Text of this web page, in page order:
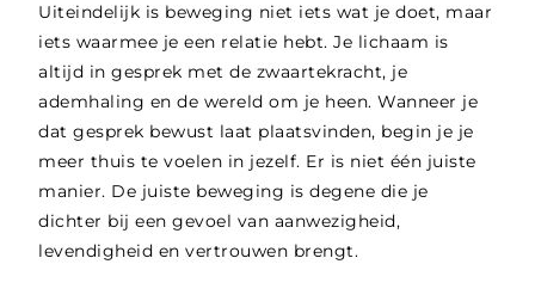
Uiteindelijk is beweging niet iets wat je doet, maar
iets waarmee je een relatie hebt. Je lichaam is
altijd in gesprek met de zwaartekracht, je
ademhaling en de wereld om je heen. Wanneer je
dat gesprek bewust laat plaatsvinden, begin je je
meer thuis te voelen in jezelf. Er is niet één juiste
manier. De juiste beweging is degene die je
dichter bij een gevoel van aanwezigheid,
levendigheid en vertrouwen brengt.